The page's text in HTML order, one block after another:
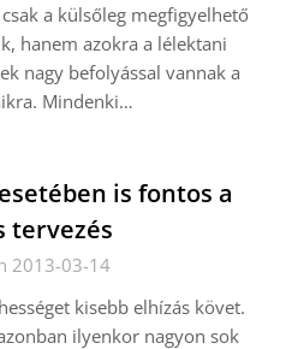
a külsőleg megfigyelhető
hanem azokra a lélektani
nagy befolyással vannak a
Mindenki…
is fontos a
tervezés
2013-03-14
kisebb elhízás követ.
ilyenkor nagyon sok